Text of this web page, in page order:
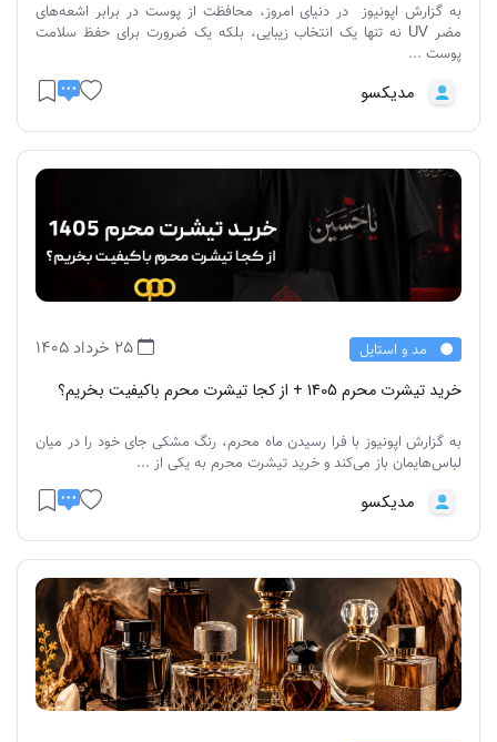
به گزارش اپونیوز در دنیای امروز، محافظت از پوست در برابر اشعه‌های
مضر UV نه تنها یک انتخاب زیبایی، بلکه یک ضرورت برای حفظ سلامت
پوست ...
مدیکسو
مد و استایل
خرید تیشرت محرم 1405 + از کجا تیشرت محرم باکیفیت بخریم؟
به گزارش اپونیوز با فرا رسیدن ماه محرم، رنگ مشکی جای خود را در میان
لباس‌هایمان باز می‌کند و خرید تیشرت محرم به یکی از ...
مدیکسو